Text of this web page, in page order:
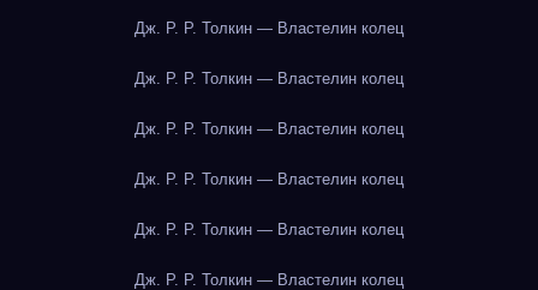
Дж. Р. Р. Толкин — Властелин колец
Дж. Р. Р. Толкин — Властелин колец
Дж. Р. Р. Толкин — Властелин колец
Дж. Р. Р. Толкин — Властелин колец
Дж. Р. Р. Толкин — Властелин колец
Дж. Р. Р. Толкин — Властелин колец